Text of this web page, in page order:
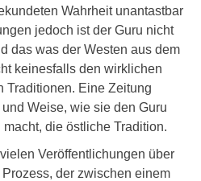
Wahrheit unantastbar
jedoch ist der Guru nicht
das was der Westen aus dem
keinesfalls den wirklichen
Traditionen. Eine Zeitung
Weise, wie sie den Guru
die östliche Tradition.
Veröffentlichungen über
der zwischen einem